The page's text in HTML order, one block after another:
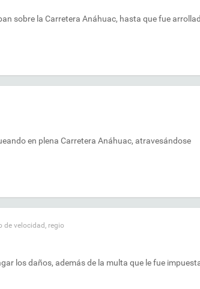
sobre la Carretera Anáhuac, hasta que fue
en plena Carretera Anáhuac, atravesándose
de velocidad , regio
los daños, además de la multa que le fue